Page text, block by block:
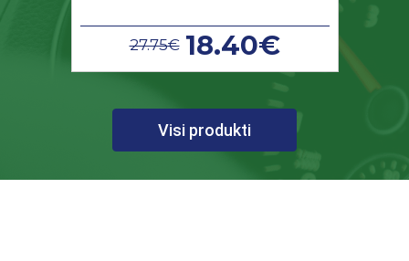
27.75€ 18.40€
Visi produkti